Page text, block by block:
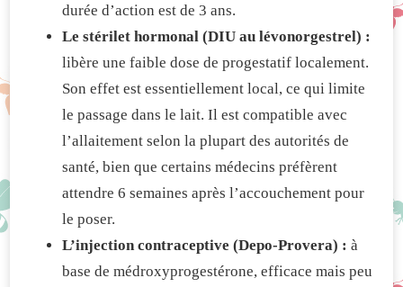
durée d’action est de 3 ans.
Le stérilet hormonal (DIU au lévonorgestrel) :
libère une faible dose de progestatif localement.
Son effet est essentiellement local, ce qui limite
le passage dans le lait. Il est compatible avec
l’allaitement selon la plupart des autorités de
santé, bien que certains médecins préfèrent
attendre 6 semaines après l’accouchement pour
le poser.
L’injection contraceptive (Depo-Provera) : à
base de médroxyprogestérone, efficace mais peu